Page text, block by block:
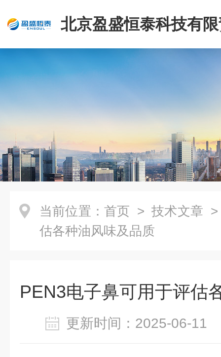
北京盈盛恒泰科技有
司
当前位置： 首页 > 技术文章
估各种油风味及品质
PEN3电子鼻可用于评估
更新时间：2025-06-